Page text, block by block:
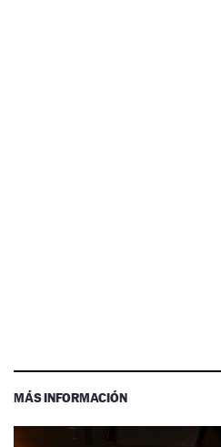
MÁS INFORMACIÓN